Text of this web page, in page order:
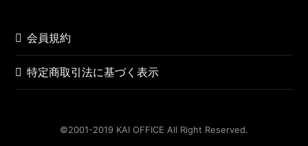
会員規約
特定商取引法に基づく表示
©️2001-2019 KAI OFFICE All Right Reserved.